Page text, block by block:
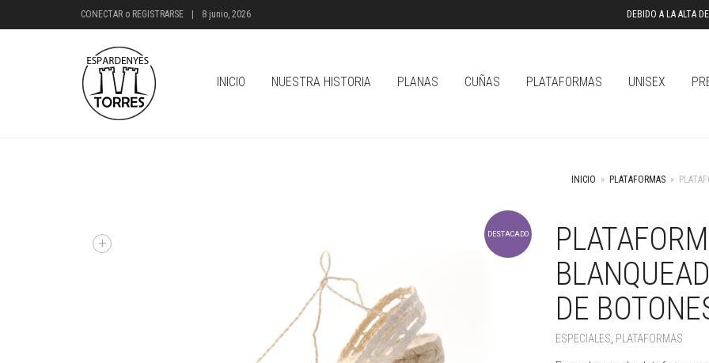
CONECTAR o REGISTRARSE 8 junio, 2026 DEBIDO A LA ALTA
INICIO NUESTRA HISTORIA PLANAS CUÑAS PLATAFORMAS UNISEX
INICIO » PLATAFORMAS »
DESTACADO
+
DE
ESPECIALES PLATAFORMAS